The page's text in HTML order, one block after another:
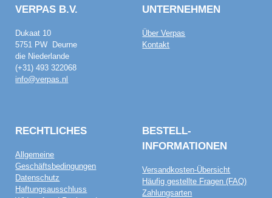
VERPAS B.V.
Dukaat 10
5751 PW Deurne
die Niederlande
(+31) 493 322068
info@verpas.nl
UNTERNEHMEN
Über Verpas
Kontakt
RECHTLICHES
Allgemeine
Geschäftsbedingungen
Datenschutz
Haftungsausschluss
BESTELL­
INFORMATIONEN
Versandkosten-Übersicht
Häufig gestellte Fragen (FAQ)
Zahlungsarten